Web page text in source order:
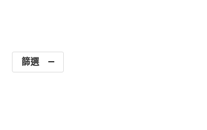
篩選